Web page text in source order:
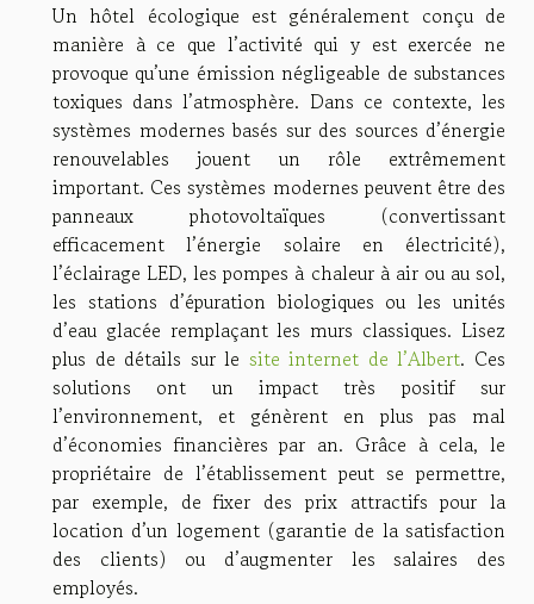
Un hôtel écologique est généralement conçu de
manière à ce que l’activité qui y est exercée ne
provoque qu’une émission négligeable de substances
toxiques dans l’atmosphère. Dans ce contexte, les
systèmes modernes basés sur des sources d’énergie
renouvelables jouent un rôle extrêmement
important. Ces systèmes modernes peuvent être des
panneaux photovoltaïques (convertissant
efficacement l’énergie solaire en électricité),
l’éclairage LED, les pompes à chaleur à air ou au sol,
les stations d’épuration biologiques ou les unités
d’eau glacée remplaçant les murs classiques. Lisez
plus de détails sur le site internet de l’Albert. Ces
solutions ont un impact très positif sur
l’environnement, et génèrent en plus pas mal
d’économies financières par an. Grâce à cela, le
propriétaire de l’établissement peut se permettre,
par exemple, de fixer des prix attractifs pour la
location d’un logement (garantie de la satisfaction
des clients) ou d’augmenter les salaires des
employés.